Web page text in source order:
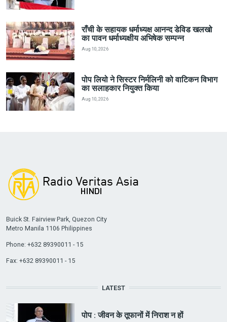
राँची के सहायक धर्माध्यक्ष आनन्द डेविड खलखो
का पावन धर्माध्यक्षीय अभिषेक सम्पन्न
Aug 10, 2026
पोप लियो ने सिस्टर निर्मलिनी को वाटिकन विभाग
का सलाहकार नियुक्त किया
Aug 10, 2026
Buick St. Fairview Park, Quezon City
Metro Manila 1106 Philippines
Phone: +632 89390011 - 15
Fax: +632 89390011 - 15
LATEST
पोप : जीवन के तूफानों में निराश न हों